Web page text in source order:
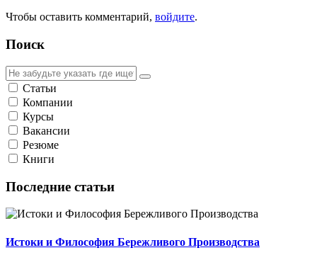
Чтобы оставить комментарий, войдите.
Поиск
Статьи
Компании
Курсы
Вакансии
Резюме
Книги
Последние статьи
Истоки и Философия Бережливого Производства